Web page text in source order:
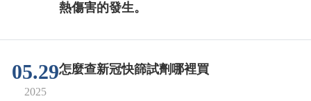
熱傷害的發生。
05.29
2025
怎麼查新冠快篩試劑哪裡買